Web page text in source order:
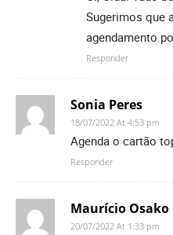
Sugerimos que
agendamento
Responder
Sonia Peres
18/07/2022 At 4:53 pm
Agenda o cartão
Responder
Maurício Osako
20/07/2022 At 1:33 pm